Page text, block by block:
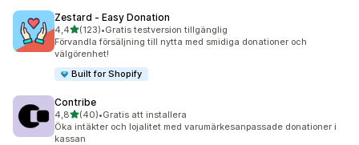
Zestard ‑ Easy Donation
4,4av 5 stjärnor
(123)
123 recensioner totalt
•Gratis testversion tillgänglig
Förvandla försäljning till nytta med smidiga donationer och
välgörenhet!
Built for Shopify
Contribe
4,8av 5 stjärnor
(40)
40 recensioner totalt
•Gratis att installera
Öka intäkter och lojalitet med varumärkesanpassade donationer i
kassan